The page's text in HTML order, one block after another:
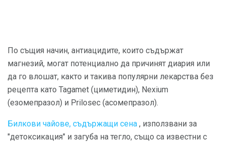
По същия начин, антиацидите, които съдържат
магнезий, могат потенциално да причинят диария или
да го влошат, както и такива популярни лекарства без
рецепта като Tagamet (циметидин), Nexium
(езомепразол) и Prilosec (асомепразол).
Билкови чайове, съдържащи сена , използвани за
"детоксикация" и загуба на тегло, също са известни с